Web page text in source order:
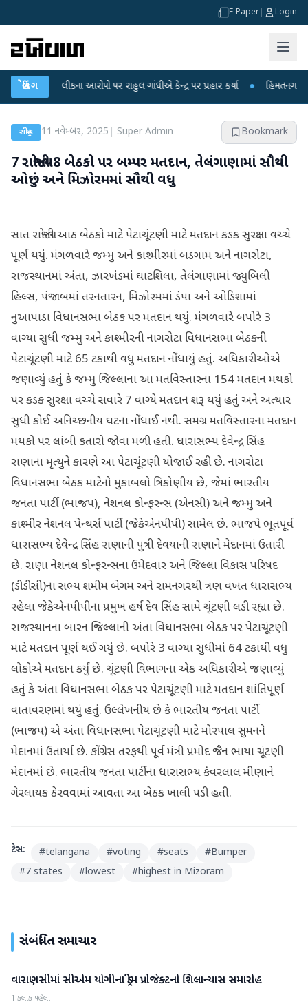
E-Paper Login
બ્રેકિંગ
લીકના આરોપો પર રાહુલ ગાંધીએ કેન્દ્ર પર પ્રહાર કર્યા ● હિંમતનગરમાં
રાષ્ટ્રીય 11 નવેમ્બર, 2025 Super Admin Bookmark
7 રાજ્યોની 8 બેઠકો પર બમ્પર મતદાન, તેલંગાણામાં સૌથી
ઓછું અને મિઝોરમમાં સૌથી વધુ
સાત રાજ્યોની આઠ બેઠકો માટે પેટાચૂંટણી માટે મતદાન કડક સુરક્ષા વચ્ચે
પૂર્ણ થયું. મંગળવારે જમ્મુ અને કાશ્મીરમાં બડગામ અને નાગરોટા,
રાજસ્થાનમાં અંતા, ઝારખંડમાં ઘાટશિલા, તેલંગાણામાં જ્યુબિલી
હિલ્સ, પંજાબમાં તરનતારન, મિઝોરમમાં ડંપા અને ઓડિશામાં
નુઆપાડા વિધાનસભા બેઠક પર મતદાન થયું. મંગળવારે બપોરે 3
વાગ્યા સુધી જમ્મુ અને કાશ્મીરની નાગરોટા વિધાનસભા બેઠકની
પેટાચૂંટણી માટે 65 ટકાથી વધુ મતદાન નોંધાયું હતું. અધિકારીઓએ
જણાવ્યું હતું કે જમ્મુ જિલ્લાના આ મતવિસ્તારના 154 મતદાન મથકો
પર કડક સુરક્ષા વચ્ચે સવારે 7 વાગ્યે મતદાન શરૂ થયું હતું અને અત્યાર
સુધી કોઈ અનિચ્છનીય ઘટના નોંધાઈ નથી. સમગ્ર મતવિસ્તારના મતદાન
મથકો પર લાંબી કતારો જોવા મળી હતી. ધારાસભ્ય દેવેન્દ્ર સિંહ
રાણાના મૃત્યુને કારણે આ પેટાચૂંટણી યોજાઈ રહી છે. નાગરોટા
વિધાનસભા બેઠક માટેનો મુકાબલો ત્રિકોણીય છે, જેમાં ભારતીય
જનતા પાર્ટી (ભાજપ), નેશનલ કોન્ફરન્સ (એનસી) અને જમ્મુ અને
કાશ્મીર નેશનલ પેન્થર્સ પાર્ટી (જેકેએનપીપી) સામેલ છે. ભાજપે ભૂતપૂર્વ
ધારાસભ્ય દેવેન્દ્ર સિંહ રાણાની પુત્રી દેવયાની રાણાને મેદાનમાં ઉતારી
છે. રાણા નેશનલ કોન્ફરન્સના ઉમેદવાર અને જિલ્લા વિકાસ પરિષદ
(ડીડીસી)ના સભ્ય શમીમ બેગમ અને રામનગરથી ત્રણ વખત ધારાસભ્ય
રહેલા જેકેએનપીપીના પ્રમુખ હર્ષ દેવ સિંહ સામે ચૂંટણી લડી રહ્યા છે.
રાજસ્થાનના બારન જિલ્લાની અંતા વિધાનસભા બેઠક પર પેટાચૂંટણી
માટે મતદાન પૂર્ણ થઈ ગયું છે. બપોરે 3 વાગ્યા સુધીમાં 64 ટકાથી વધુ
લોકોએ મતદાન કર્યું છે. ચૂંટણી વિભાગના એક અધિકારીએ જણાવ્યું
હતું કે અંતા વિધાનસભા બેઠક પર પેટાચૂંટણી માટે મતદાન શાંતિપૂર્ણ
વાતાવરણમાં થયું હતું. ઉલ્લેખનીય છે કે ભારતીય જનતા પાર્ટી
(ભાજપ) એ અંતા વિધાનસભા પેટાચૂંટણી માટે મોરપાલ સુમનને
મેદાનમાં ઉતાર્યા છે. કોંગ્રેસ તરફથી પૂર્વ મંત્રી પ્રમોદ જૈન ભાયા ચૂંટણી
મેદાનમાં છે. ભારતીય જનતા પાર્ટીના ધારાસભ્ય કંવરલાલ મીણાને
ગેરલાયક ઠેરવવામાં આવતા આ બેઠક ખાલી પડી હતી.
ટેગ્સ: #telangana #voting #seats #Bumper
#7 states #lowest #highest in Mizoram
સંબંધિત સમાચાર
રાષ્ટ્રીય
વારાણસીમાં સીએમ યોગીના ડ્રીમ પ્રોજેક્ટનો શિલાન્યાસ સમારોહ
1 કલાક પહેલા